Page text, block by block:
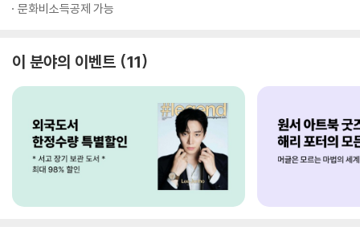
문화비소득공제 가능
이 분야의 이벤트 11